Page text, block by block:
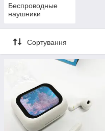
Беспроводные
наушники
Сортування